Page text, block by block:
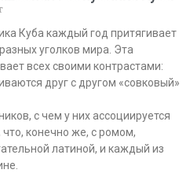
Куба каждый год притягивает
уголков мира. Эта
всех своими контрастами:
друг с другом «совковый»
с чем у них ассоциируется
что, конечно же, с ромом,
латиной, и каждый из